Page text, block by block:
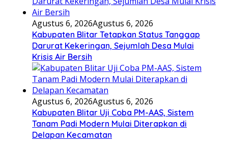
Agustus 6, 2026Agustus 6, 2026
Kabupaten Blitar Tetapkan Status Tanggap
Darurat Kekeringan, Sejumlah Desa Mulai
Krisis Air Bersih
Agustus 6, 2026Agustus 6, 2026
Kabupaten Blitar Uji Coba PM-AAS, Sistem
Tanam Padi Modern Mulai Diterapkan di
Delapan Kecamatan